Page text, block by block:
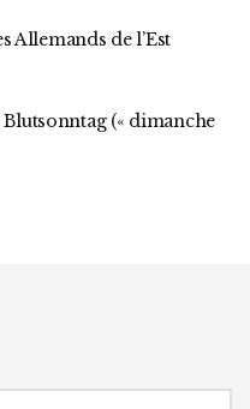
Allemands de l’Est
(« dimanche